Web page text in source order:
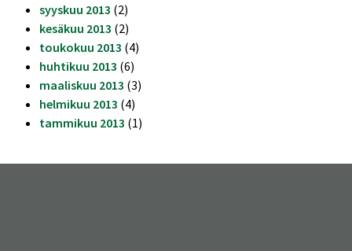
syyskuu 2013 (2)
kesäkuu 2013 (2)
toukokuu 2013 (4)
huhtikuu 2013 (6)
maaliskuu 2013 (3)
helmikuu 2013 (4)
tammikuu 2013 (1)